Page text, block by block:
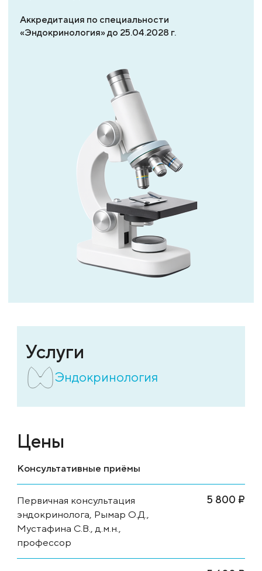
Аккредитация по специальности
«Эндокринология» до 25.04.2028 г.
Услуги
Эндокринология
Цены
Консультативные приёмы
Первичная консультация
эндокринолога, Рымар О.Д.,
Мустафина С.В., д.м.н.,
профессор
5 800 ₽